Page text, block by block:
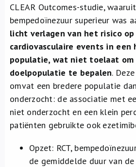
CLEAR Outcomes-studie,
bempedoïnezuur superieur was
licht verlagen van het risico op
cardiovasculaire events in een
populatie, wat niet toelaat om
doelpopulatie te bepalen.
omvat een bredere populatie
onderzocht: de associatie met
niet onderzocht en een klein
patiënten gebruikte ook
Opzet: RCT,
de gemiddelde duur van